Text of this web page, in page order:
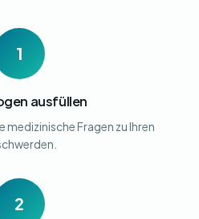
1
ausfüllen
Fragen zu Ihren
2